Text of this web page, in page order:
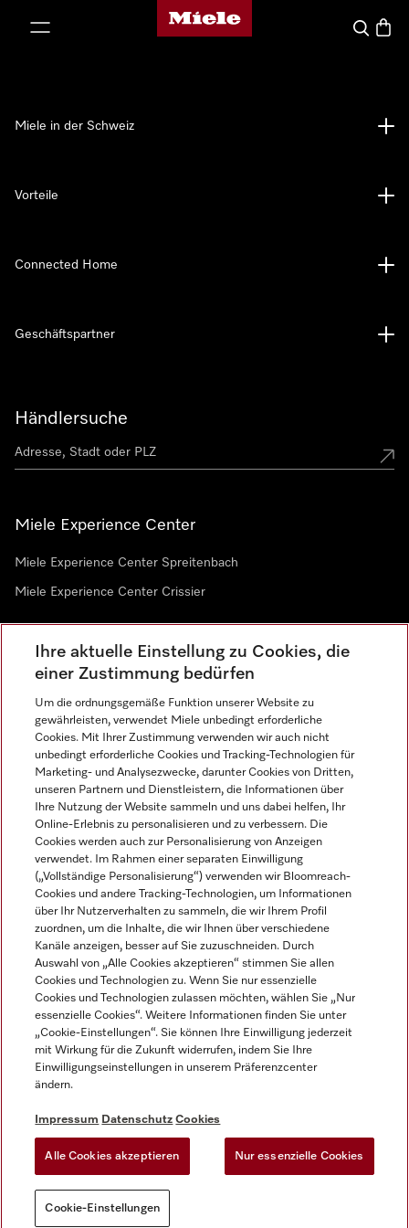
Miele-Homepage
Suche
Händlersuche
Miele Experience Center
Miele Experience Center Spreitenbach
Miele Experience Center Crissier
Newsletter
Sprache
DEUTSCH
Miele in der Schweiz
Vorteile
Connected Home
Geschäftspartner
Impressum
Datenschutz
Cookie-Einstellungen
Miele auf YoutubeMiele auf Instagram
Miele auf Facebook
Miele auf LinkedInMiele auf LinkedIn
Ihre aktuelle Einstellung zu Cookies, die
einer Zustimmung bedürfen
Um die ordnungsgemäße Funktion unserer Website zu
gewährleisten, verwendet Miele unbedingt erforderliche
Cookies. Mit Ihrer Zustimmung verwenden wir auch nicht
unbedingt erforderliche Cookies und Tracking-Technologien für
Marketing- und Analysezwecke, darunter Cookies von Dritten,
unseren Partnern und Dienstleistern, die Informationen über
Ihre Nutzung der Website sammeln und uns dabei helfen, Ihr
Online-Erlebnis zu personalisieren und zu verbessern. Die
Cookies werden auch zur Personalisierung von Anzeigen
verwendet. Im Rahmen einer separaten Einwilligung
(„Vollständige Personalisierung“) verwenden wir Bloomreach-
Cookies und andere Tracking-Technologien, um Informationen
über Ihr Nutzerverhalten zu sammeln, die wir Ihrem Profil
zuordnen, um die Inhalte, die wir Ihnen über verschiedene
Kanäle anzeigen, besser auf Sie zuzuschneiden. Durch
Auswahl von „Alle Cookies akzeptieren“ stimmen Sie allen
Cookies und Technologien zu. Wenn Sie nur essenzielle
Cookies und Technologien zulassen möchten, wählen Sie „Nur
essenzielle Cookies“. Weitere Informationen finden Sie unter
„Cookie-Einstellungen“. Sie können Ihre Einwilligung jederzeit
mit Wirkung für die Zukunft widerrufen, indem Sie Ihre
Einwilligungseinstellungen in unserem Präferenzcenter
ändern.
Impressum Datenschutz Cookies
Alle Cookies akzeptieren Nur essenzielle Cookies
Cookie-Einstellungen